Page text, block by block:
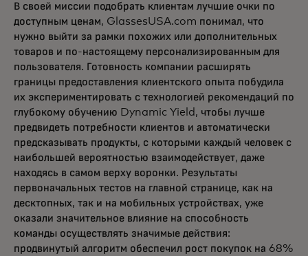
В своей миссии подобрать клиентам лучшие очки по
доступным ценам, GlassesUSA.com понимал, что
нужно выйти за рамки похожих или дополнительных
товаров и по-настоящему персонализированным для
пользователя. Готовность компании расширять
границы предоставления клиентского опыта побудила
их экспериментировать с технологией рекомендаций по
глубокому обучению Dynamic Yield, чтобы лучше
предвидеть потребности клиентов и автоматически
предсказывать продукты, с которыми каждый человек с
наибольшей вероятностью взаимодействует, даже
находясь в самом верху воронки. Результаты
первоначальных тестов на главной странице, как на
десктопных, так и на мобильных устройствах, уже
оказали значительное влияние на способность
команды осуществлять значимые действия:
продвинутый алгоритм обеспечил рост покупок на 68%